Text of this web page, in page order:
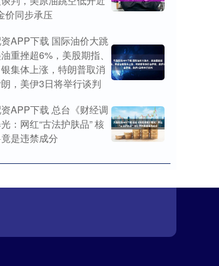
价同步承压
APP下载 国际油价大跳
重挫超6%，美股期指、
集体上涨，特朗普取消
，美伊3日将举行谈判
APP下载 总台《财经调
：网红“古法护肤品” 核
是违禁成分